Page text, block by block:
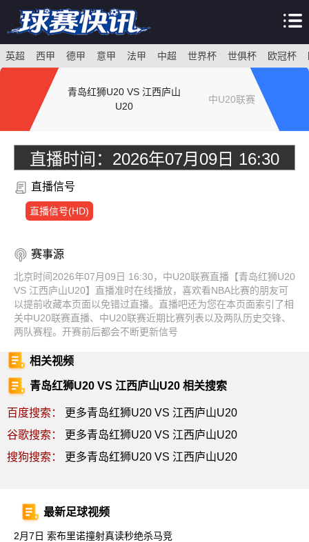
英超 西甲 德甲 意甲 法甲 中超 世界杯 世俱杯 欧冠杯
青岛红狮U20 VS 江西庐山
U20
中U20联赛
直播时间： 2026年07月09日 16:30
直播信号
直播信号(HD)
赛事源
北京时间2026年07月09日 16:30，中U20联赛直播【青岛红狮U20
VS 江西庐山U20】直播准时在线播放，喜欢看NBA比赛的朋友可
以提前收藏本页面以免错过直播。直播吧还为您在本页面索引了相
关中U20联赛直播、中U20联赛近期比赛列表以及两队历史交锋、
两队赛程。开赛前后都会不断更新信号
相关视频
青岛红狮U20 VS 江西庐山U20 相关搜索
百度搜索：
更多青岛红狮U20 VS 江西庐山U20
谷歌搜索：
更多青岛红狮U20 VS 江西庐山U20
搜狗搜索：
更多青岛红狮U20 VS 江西庐山U20
最新足球视频
2月7日 索布里诺撞射真读秒绝杀马竞